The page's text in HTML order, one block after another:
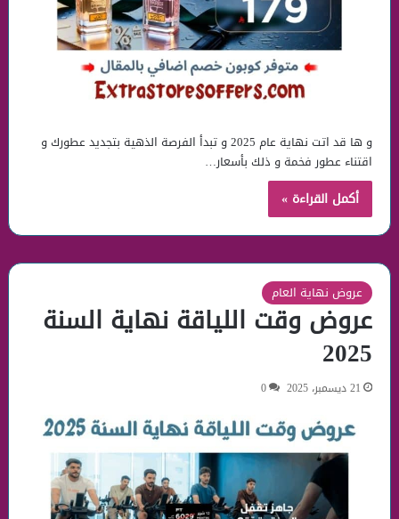
و ها قد اتت نهاية عام 2025 و تبدأ الفرصة الذهية بتجديد عطورك و
اقتناء عطور فخمة و ذلك بأسعار…
أكمل القراءة »
عروض نهاية العام
عروض وقت اللياقة نهاية السنة
2025
21 ديسمبر، 2025 0